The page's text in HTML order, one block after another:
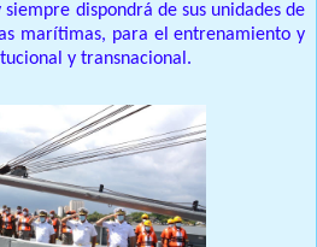
dispondrá de sus unidades de
marítimas, para el entrenamiento y
y transnacional.